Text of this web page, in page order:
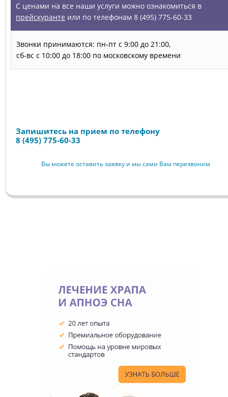
С ценами на все наши услуги можно ознакомиться в
прейскуранте или по телефонам 8 (495) 775-60-33
Звонки принимаются: пн-пт с 9:00 до 21:00,
сб-вс с 10:00 до 18:00 по московскому времени
Запишитесь на прием по телефону
8 (495) 775-60-33
Вы можете оставить заявку и мы сами Вам перезвоним